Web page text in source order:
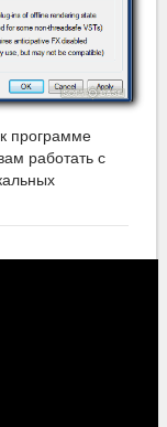
программе
работать с